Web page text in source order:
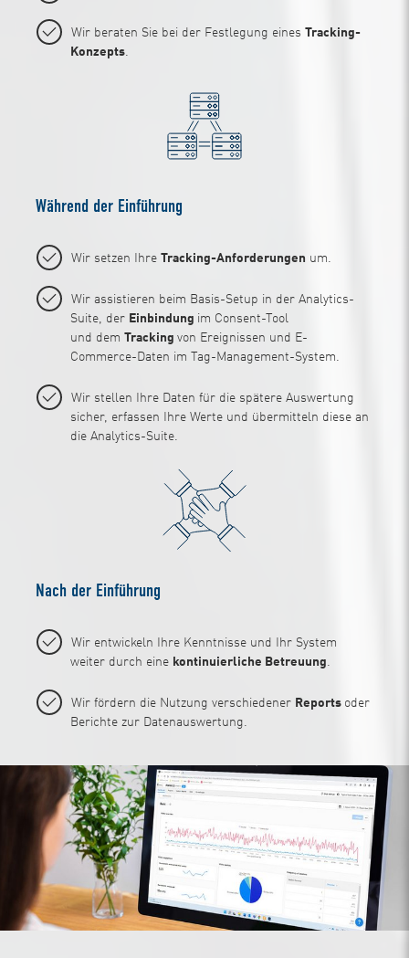
Wir beraten Sie bei der Festlegung einesTracking-
Konzepts.
Während der Einführung
Wir setzen IhreTracking-Anforderungen um.
Wir assistieren beim Basis-Setup in der Analytics-
Suite, der Einbindung im Consent-Tool
und demTrackingvon Ereignissen und E-
Commerce-Daten im Tag-Management-System.
Wir stellen Ihre Daten für die spätere Auswertung
sicher, erfassen Ihre Werte und übermitteln diese an
die Analytics-Suite.
Nach der Einführung
Wir entwickeln Ihre Kenntnisse und Ihr System
weiter durch eine kontinuierliche Betreuung.
Wir fördern die Nutzung verschiedener Reports oder
Berichte zur Datenauswertung.